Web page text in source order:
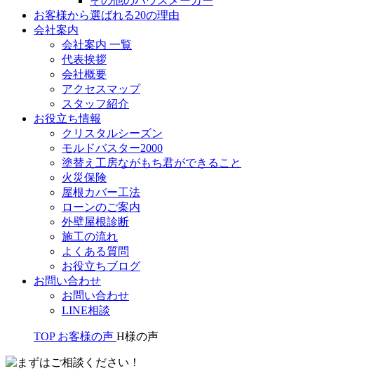
お客様から選ばれる20の理由
会社案内
会社案内 一覧
代表挨拶
会社概要
アクセスマップ
スタッフ紹介
お役立ち情報
クリスタルシーズン
モルドバスター2000
塗替え工房ながもち君ができること
火災保険
屋根カバー工法
ローンのご案内
外壁屋根診断
施工の流れ
よくある質問
お役立ちブログ
お問い合わせ
お問い合わせ
LINE相談
TOP お客様の声 H様の声